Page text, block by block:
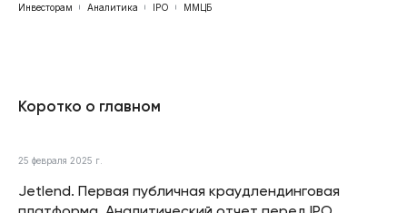
Инвесторам Аналитика IPO ММЦБ
Коротко о главном
25 февраля 2025 г.
Jetlend. Первая публичная краудлендинговая